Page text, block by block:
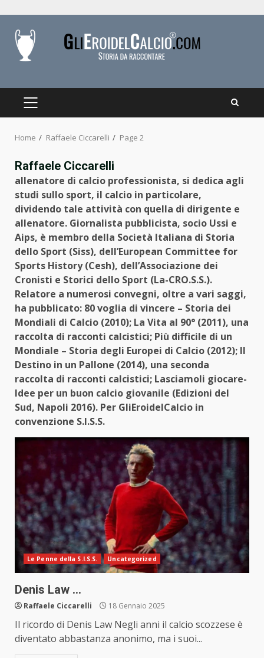
content
PRIMARY
Home Raffaele Ciccarelli Page 2
Raffaele Ciccarelli
allenatore di calcio professionista, si dedica agli
studi sullo sport, il calcio in particolare,
dividendo tale attività con quella di dirigente e
allenatore. Giornalista pubblicista, socio Ussi e
Aips, è membro della Società Italiana di Storia
dello Sport (Siss), dell’European Committee for
Sports History (Cesh), dell’Associazione dei
Cronisti e Storici dello Sport (La-CRO.S.S.).
Relatore a numerosi convegni, oltre a vari saggi,
ha pubblicato: 80 voglia di vincere – Storia dei
Mondiali di Calcio (2010); La Vita al 90° (2011), una
raccolta di racconti calcistici; Più difficile di un
Mondiale – Storia degli Europei di Calcio (2012); Il
Destino in un Pallone (2014), una seconda
raccolta di racconti calcistici; Lasciamoli giocare-
Idee per un buon calcio giovanile (Edizioni del
Sud, Napoli 2016). Per GliEroidelCalcio in
convenzione S.I.S.S.
Le Penne della S.I.S.S. Uncategorized
Denis Law …
Raffaele Ciccarelli 18 Gennaio 2025
Il ricordo di Denis Law Negli anni il calcio scozzese è
diventato abbastanza anonimo, ma i suoi...